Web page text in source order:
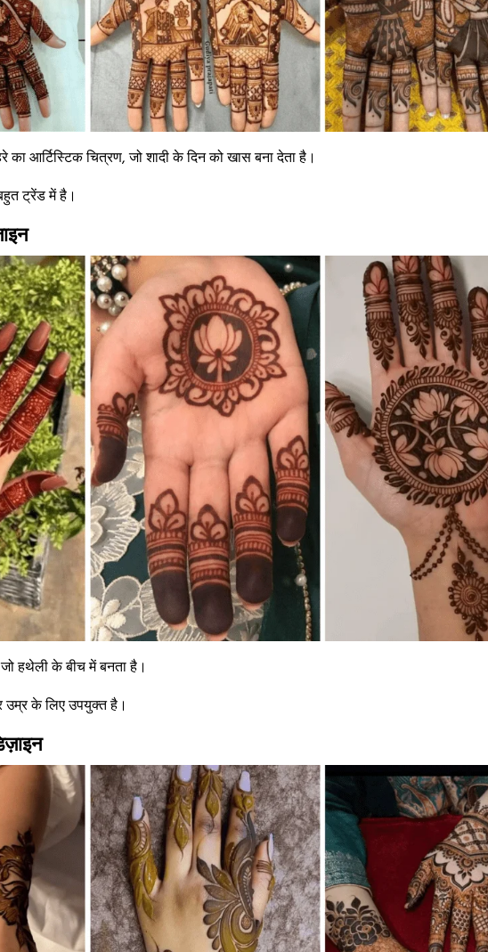
का आर्टिस्टिक चित्रण, जो शादी के दिन को खास बना देता है।
ट्रेंड में है।
जो हथेली के बीच में बनता है।
के लिए उपयुक्त है।